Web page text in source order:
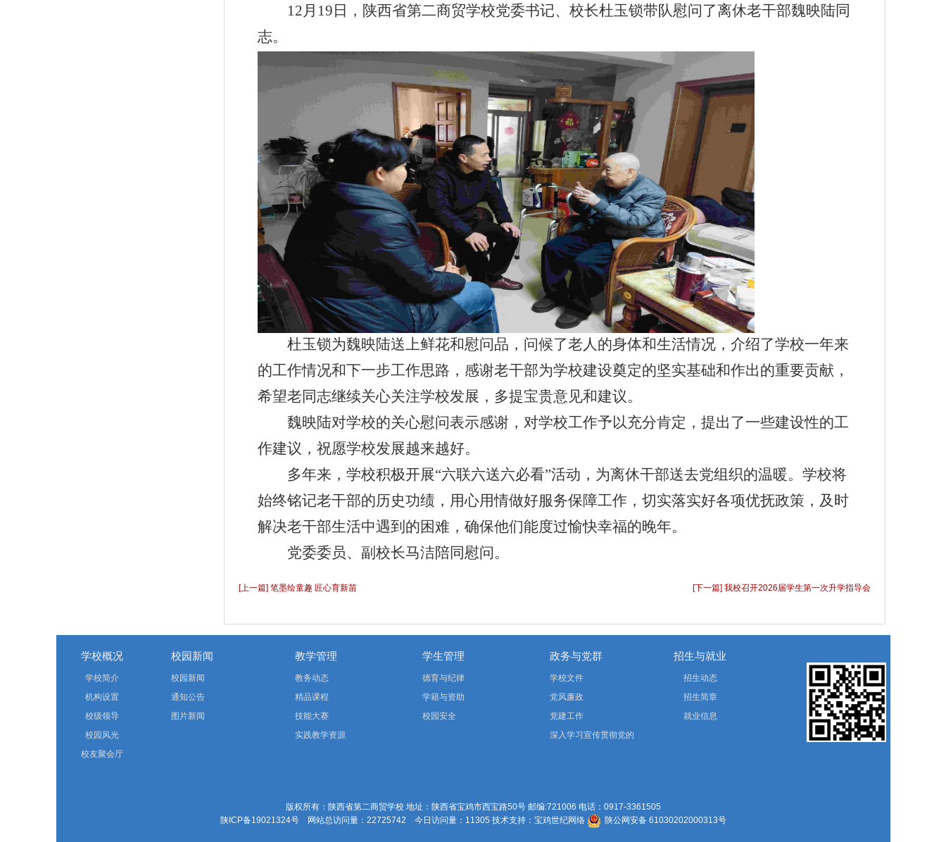
12月19日，陕西省第二商贸学校党委书记、校长杜玉锁带队慰问了离休老干部魏映陆同
志。
杜玉锁为魏映陆送上鲜花和慰问品，问候了老人的身体和生活情况，介绍了学校一年来
的工作情况和下一步工作思路 ， 感谢老干部为学校建设奠定的坚实基础和作出的重要贡献 ，
希望老同志继续关心关注学校发展，多提宝贵意见和建议。
魏映陆对学校的关心慰问表示感谢，对学校工作予以充分肯定，提出了一些建设性的工
作建议，祝愿学校发展越来越好。
多年来，学校积极开展“六联六送六必看”活动，为离休干部送去党组织的温暖。学校将
始终铭记老干部的历史功绩，用心用情做好服务保障工作，切实落实好各项优抚政策，及时
解决老干部生活中遇到的困难，确保他们能度过愉快幸福的晚年。
党委委员、副校长马洁陪同慰问。
[上一篇] 笔墨绘童趣 匠心育新苗 [下一篇] 我校召开2026届学生第一次升学指导会
学校概况
学校简介
机构设置
校级领导
校园风光
校友聚会厅
校园新闻
校园新闻
通知公告
图片新闻
教学管理
教务动态
精品课程
技能大赛
实践教学资源
学生管理
德育与纪律
学籍与资助
校园安全
政务与党群
学校文件
党风廉政
党建工作
深入学习宣传贯彻党的
招生与就业
招生动态
招生简章
就业信息
版权所有：陕西省第二商贸学校 地址：陕西省宝鸡市西宝路50号 邮编:721006 电话：0917-3361505
陕ICP备19021324号网站总访问量：22725742 今日访问量：11305 技术支持： 宝鸡世纪网络 陕公网安备 61030202000313号